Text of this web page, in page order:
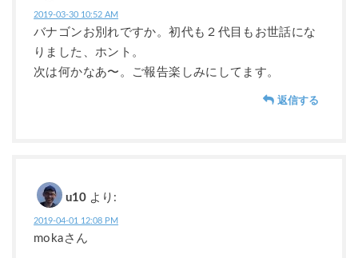
2019-03-30 10:52 AM
バナゴンお別れですか。初代も２代目もお世話にな
りました、ホント。
次は何かなあ〜。ご報告楽しみにしてます。
返信する
u10 より:
2019-04-01 12:08 PM
mokaさん